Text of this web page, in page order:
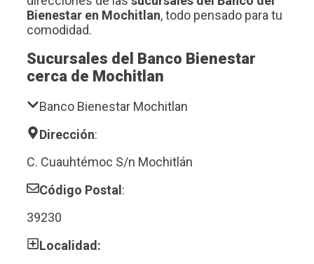
Bienestar en Mochitlan, todo pensado para tu
comodidad.
Sucursales del Banco Bienestar
cerca de Mochitlan
Banco Bienestar Mochitlan
Dirección:
C. Cuauhtémoc S/n Mochitlán
Código Postal:
39230
Localidad: